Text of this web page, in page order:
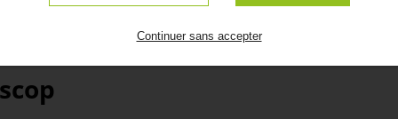
Continuer sans accepter